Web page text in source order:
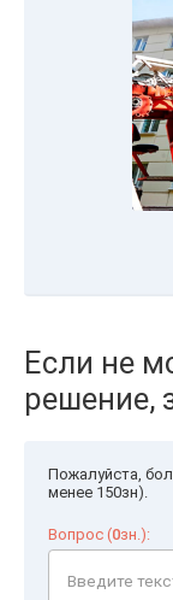
Если не
решение,
Пожалуйста,
менее 150зн).
Вопрос (0зн.):